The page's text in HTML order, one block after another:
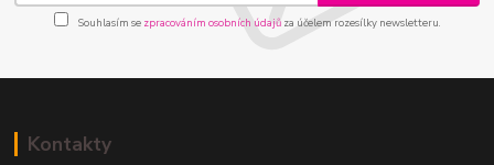
Souhlasím se zpracováním osobních údajůza účelem rozesílky newsletteru.
Kontakty